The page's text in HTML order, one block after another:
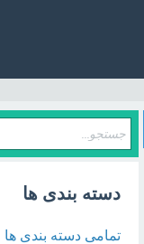
دسته بندی ها
تمامی دسته بندی ها